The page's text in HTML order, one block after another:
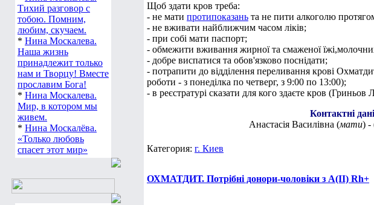
Тихий разговор с
тобою. Помним,
любим, скучаем.
* Нина Москалева.
Наша жизнь
принадлежит только
нам и Творцу! Вместе
прославим Бога!
* Нина Москалева.
Мир, в котором мы
живем.
* Нина Москалёва.
«Только любовь
спасет этот мир»
Щоб здати кров треба:
- не мати протипоказань та не пити алкоголю
- не вживати найближчим часом ліків;
- при собі мати паспорт;
- обмежити вживання жирної та смаженої
- добре виспатися та обов'язково поснідати;
- потрапити до відділення переливання крові
роботи - з понеділка по четверг, з 9:00 по 13:00);
- в реєстратурі сказати для кого здаєте кров (Гриньов
Контактні дані
Анастасія Василівна (мати) -
Категория: г. Киев
ОХМАТДИТ. Потрібні донори-чоловіки з A(II) Rh+